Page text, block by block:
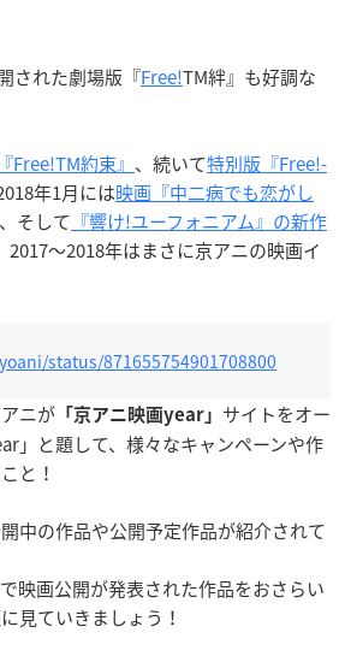
された劇場版『Free!TM絆』も好調な
Free!TM約束』 、続いて特別版『Free!-
年1月には映画『中二病でも恋がし
、そして 『響け!ユーフォニアム』の新作
2017〜2018年はまさに京アニの映画イ
status/871655754901708800
ニが 「京アニ映画year」 サイトをオー
」と題して、様々なキャンペーンや作
と！
中の作品や公開予定作品が紹介されて
映画公開が発表された作品をおさらい
見ていきましょう！